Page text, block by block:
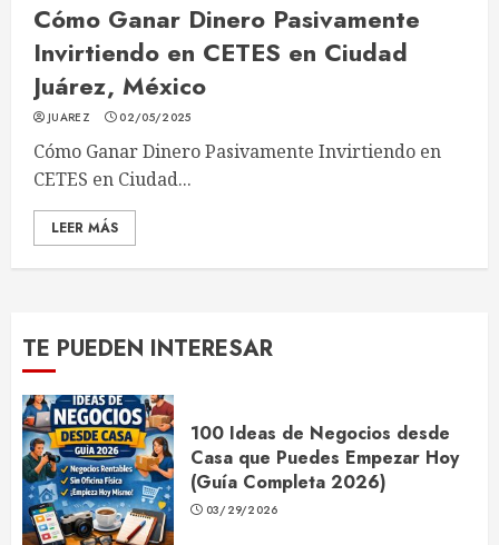
Cómo Ganar Dinero Pasivamente
Invirtiendo en CETES en Ciudad
Juárez, México
JUAREZ 02/05/2025
Cómo Ganar Dinero Pasivamente Invirtiendo en
CETES en Ciudad...
LEER MÁS
TE PUEDEN INTERESAR
100 Ideas de Negocios desde
Casa que Puedes Empezar Hoy
(Guía Completa 2026)
03/29/2026